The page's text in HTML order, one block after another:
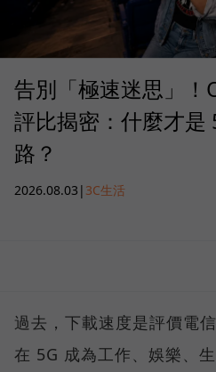
告別「極速迷思」
評比揭密：什麼才是
路？
2026.08.03 | 3C生活
過去，下載速度是評價電
在 5G 成為工作、娛樂、